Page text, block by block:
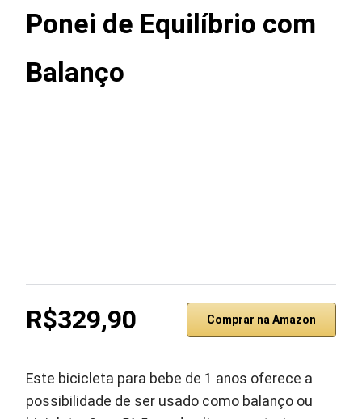
Ponei de Equilíbrio com
Balanço
R$329,90 Comprar na Amazon
Este bicicleta para bebe de 1 anos oferece a
possibilidade de ser usado como balanço ou